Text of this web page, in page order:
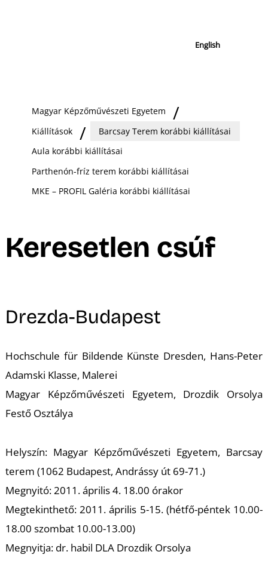
English
Magyar Képzőművészeti Egyetem
Kiállítások
Barcsay Terem korábbi kiállításai
Aula korábbi kiállításai
Parthenón-fríz terem korábbi kiállításai
MKE – PROFIL Galéria korábbi kiállításai
Keresetlen csúf
Drezda-Budapest
Hochschule für Bildende Künste Dresden, Hans-Peter
Adamski Klasse, Malerei
Magyar Képzőművészeti Egyetem, Drozdik Orsolya
Festő Osztálya
Helyszín: Magyar Képzőművészeti Egyetem, Barcsay
terem (1062 Budapest, Andrássy út 69-71.)
Megnyitó: 2011. április 4. 18.00 órakor
Megtekinthető: 2011. április 5-15. (hétfő-péntek 10.00-
18.00 szombat 10.00-13.00)
Megnyitja: dr. habil DLA Drozdik Orsolya